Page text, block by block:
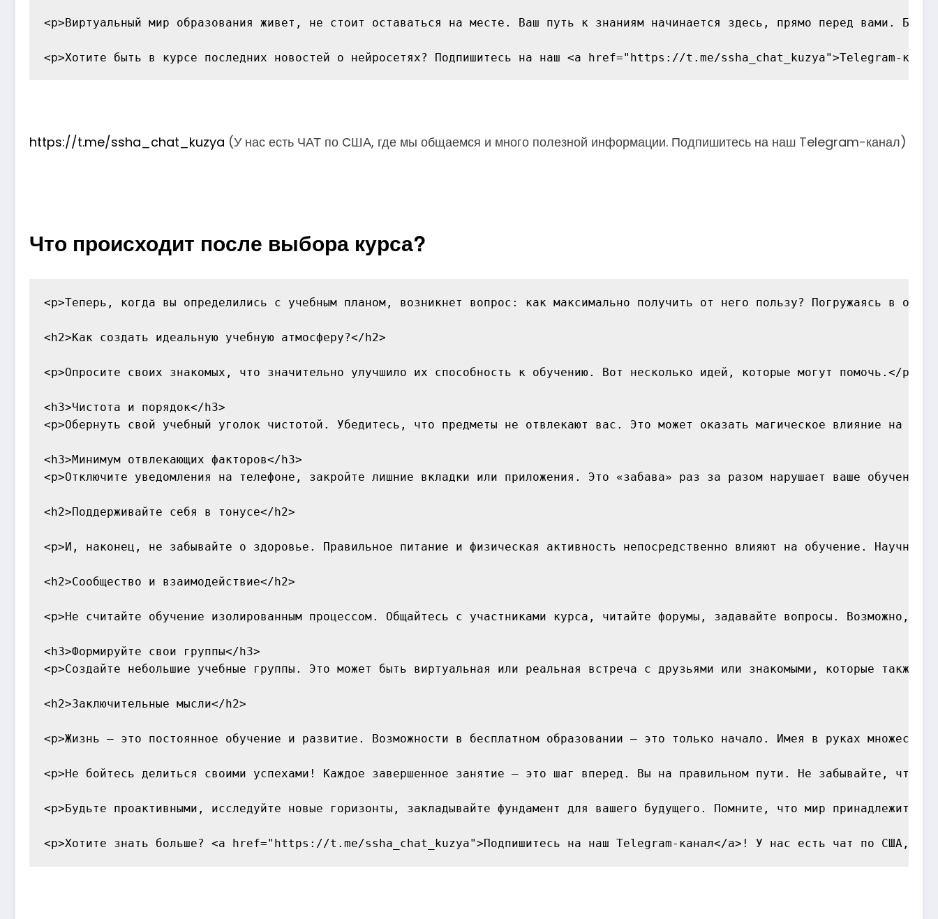
<p>Виртуальный мир образования живет, не стоит оставаться на месте. Ваш путь к знаниям начинается здесь, прямо перед вами.
https://t.me/ssha_chat_kuzya (У нас есть ЧАТ по США, где мы общаемся и много полезной информации. Подпишитесь на наш Telegram-канал)
Что происходит после выбора курса?
<p>Теперь, когда вы определились с учебным планом, возникнет вопрос: как максимально получить от него пользу? Погружаясь в
<h2>Как создать идеальную учебную атмосферу?</h2>
<p>Опросите своих знакомых, что значительно улучшило их способность к обучению. Вот несколько идей, которые могут помочь.</p>
<h3>Чистота и порядок</h3>
<p>Обернуть свой учебный уголок чистотой. Убедитесь, что предметы не отвлекают вас. Это может оказать магическое влияние на
<h3>Минимум отвлекающих факторов</h3>
<p>Отключите уведомления на телефоне, закройте лишние вкладки или приложения. Это «забава» раз за разом нарушает ваше
<h2>Поддерживайте себя в тонусе</h2>
<p>И, наконец, не забывайте о здоровье. Правильное питание и физическая активность непосредственно влияют на обучение.
<h2>Сообщество и взаимодействие</h2>
<p>Не считайте обучение изолированным процессом. Общайтесь с участниками курса, читайте форумы, задавайте вопросы.
<h3>Формируйте свои группы</h3>
<p>Создайте небольшие учебные группы. Это может быть виртуальная или реальная встреча с друзьями или знакомыми, которые
<h2>Заключительные мысли</h2>
<p>Жизнь — это постоянное обучение и развитие. Возможности в бесплатном образовании — это только начало. Имея в руках
<p>Не бойтесь делиться своими успехами! Каждое завершенное занятие — это шаг вперед. Вы на правильном пути. Не забывайте,
<p>Будьте проактивными, исследуйте новые горизонты, закладывайте фундамент для вашего будущего. Помните, что мир принадлежит